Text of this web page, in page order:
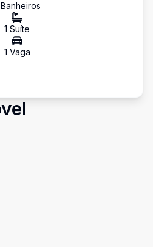
Banheiros
1 Suíte
1 Vaga